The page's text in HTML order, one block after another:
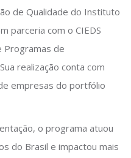
de Qualidade do Instituto
parceria com o CIEDS
Programas de
realização conta com
empresas do portfólio
o programa atuou
do Brasil e impactou mais